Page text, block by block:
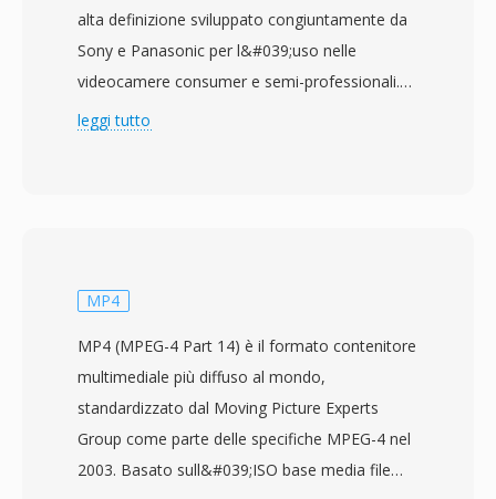
alta definizione sviluppato congiuntamente da
Sony e Panasonic per l&#039;uso nelle
videocamere consumer e semi-professionali.
Annunciato nel 2006, il formato registra video
diversi supporti di registrazione, inclusi dischi
stato solido, dando ai produttori di
videocamere flessibilità nella progettazione
hardware. L&#039;uso della compressione
H.264 offre una qualità d&#039;immagine
superiore a bitrate inferiori rispetto agli
leggi tutto
MP4
MP4 (MPEG-4 Part 14) è il formato contenitore
multimediale più diffuso al mondo,
standardizzato dal Moving Picture Experts
Group come parte delle specifiche MPEG-4 nel
2003. Basato sull&#039;ISO base media file